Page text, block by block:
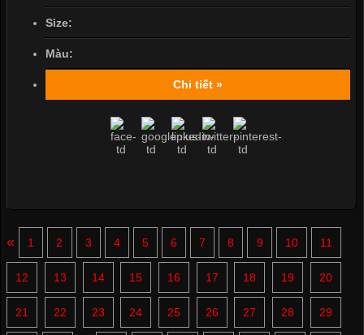
Size:
Màu:
Chi tiết »
« 1 2 3 4 5 6 7 8 9 10 11
12 13 14 15 16 17 18 19 20
21 22 23 24 25 26 27 28 29